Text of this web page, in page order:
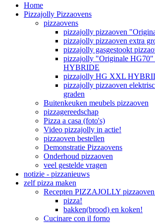
Home
Pizzajolly Pizzaovens
pizzaovens
pizzajolly pizzaoven
pizzajolly pizzaoven extra
pizzajolly gasgestookt
pizzajolly "Originale
HYBRIDE
pizzajolly HG XXL
pizzajolly pizzaoven
graden
Buitenkeuken meubels pizzaoven
pizzagereedschap
Pizza a casa (foto's)
Video pizzajolly in actie!
pizzaoven bestellen
Demonstratie Pizzaovens
Onderhoud pizzaoven
veel gestelde vragen
notizie - pizzanieuws
zelf pizza maken
Recepten PIZZAJOLLY
pizza!
bakken(brood) en koken!
Cucinare con il forno